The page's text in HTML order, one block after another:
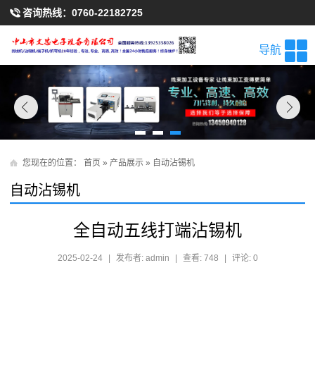
咨询热线： 0760-22182725
导航
您现在的位置： 首页 » 产品展示 » 自动沾锡机
自动沾锡机
全自动五线打端沾锡机
2025-02-24 | 发布者: admin | 查看: 748 | 评论: 0